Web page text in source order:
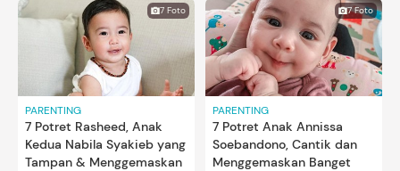
7 Foto
PARENTING
7 Potret Rasheed, Anak
Kedua Nabila Syakieb yang
Tampan & Menggemaskan
7 Foto
PARENTING
7 Potret Anak Annissa
Soebandono, Cantik dan
Menggemaskan Banget